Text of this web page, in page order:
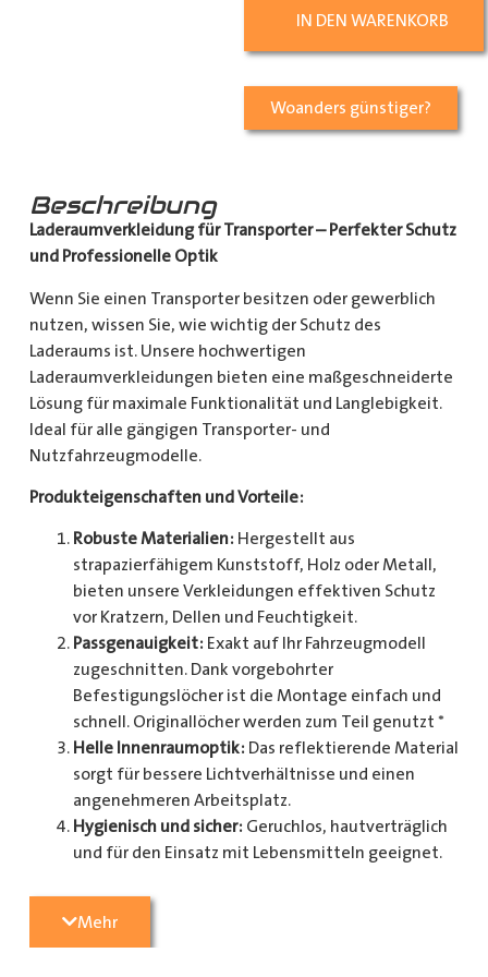
IN DEN WARENKORB
Woanders günstiger?
Beschreibung
Laderaumverkleidung für Transporter – Perfekter Schutz
und Professionelle Optik
Wenn Sie einen Transporter besitzen oder gewerblich
nutzen, wissen Sie, wie wichtig der Schutz des
Laderaums ist. Unsere hochwertigen
Laderaumverkleidungen bieten eine maßgeschneiderte
Lösung für maximale Funktionalität und Langlebigkeit.
Ideal für alle gängigen Transporter- und
Nutzfahrzeugmodelle.
Produkteigenschaften und Vorteile:
Robuste Materialien: Hergestellt aus
strapazierfähigem Kunststoff, Holz oder Metall,
bieten unsere Verkleidungen effektiven Schutz
vor Kratzern, Dellen und Feuchtigkeit.
Passgenauigkeit: Exakt auf Ihr Fahrzeugmodell
zugeschnitten. Dank vorgebohrter
Befestigungslöcher ist die Montage einfach und
schnell. Originallöcher werden zum Teil genutzt *
Helle Innenraumoptik: Das reflektierende Material
sorgt für bessere Lichtverhältnisse und einen
angenehmeren Arbeitsplatz.
Hygienisch und sicher: Geruchlos, hautverträglich
und für den Einsatz mit Lebensmitteln geeignet.
Radkastenschutz, großflächigen Seitenteilen und
mehr.
Mehr